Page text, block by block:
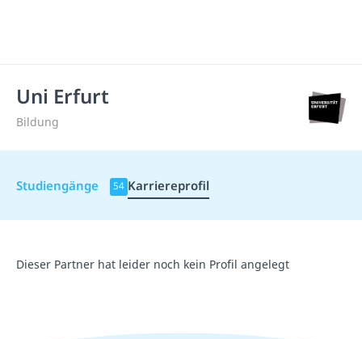
Uni Erfurt
Bildung
Studiengänge 54 Karriereprofil
Dieser Partner hat leider noch kein Profil angelegt